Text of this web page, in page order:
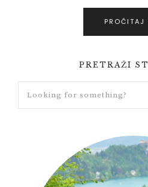
PROČITAJ
PRETRAŽI